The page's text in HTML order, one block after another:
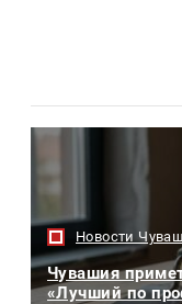
Новости
Чувашия
«Лучший по